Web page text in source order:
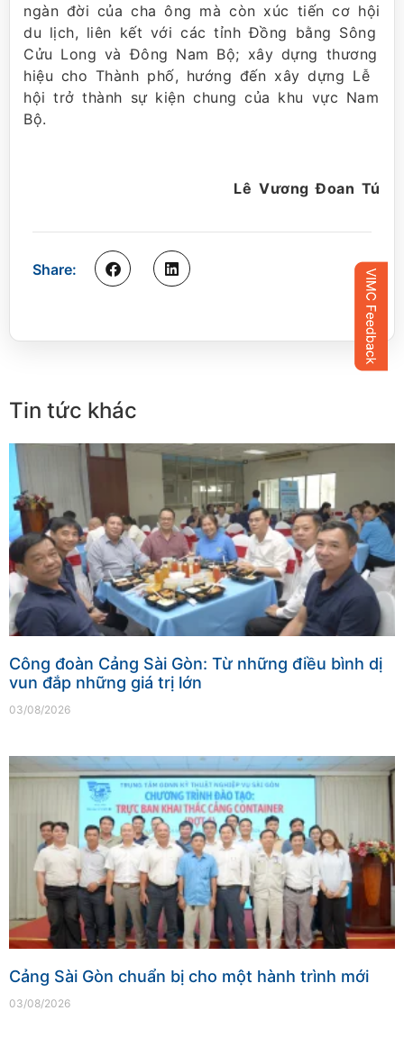
ngàn đời của cha ông mà còn xúc tiến cơ hội
du lịch, liên kết với các tỉnh Đồng bằng Sông
Cửu Long và Đông Nam Bộ; xây dựng thương
hiệu cho Thành phố, hướng đến xây dựng Lễ
hội trở thành sự kiện chung của khu vực Nam
Bộ.
Lê Vương Đoan Tú
Share:
Tin tức khác
Công đoàn Cảng Sài Gòn: Từ những điều bình dị
vun đắp những giá trị lớn
03/08/2026
Cảng Sài Gòn chuẩn bị cho một hành trình mới
03/08/2026